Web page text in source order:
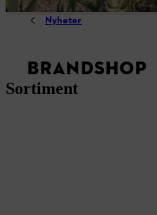
Nyheter
BRANDSHOP
Sortiment